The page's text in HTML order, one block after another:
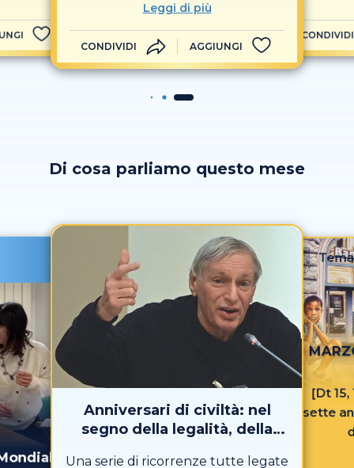
Leggi di più
CONDIVIDI AGGIUNGI
CONDIVIDI
Di cosa parliamo questo mese
Anniversari di civiltà: nel
segno della legalità, della
Una serie di ricorrenze tutte legate
[Dt 15,
sette